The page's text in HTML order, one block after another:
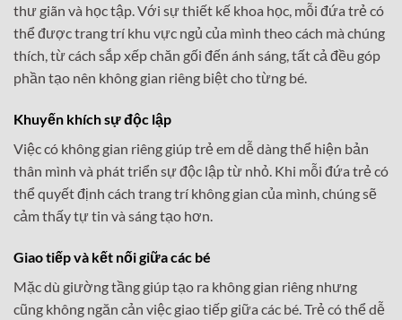
thư giãn và học tập. Với sự thiết kế khoa học, mỗi đứa trẻ có
thể được trang trí khu vực ngủ của mình theo cách mà chúng
thích, từ cách sắp xếp chăn gối đến ánh sáng, tất cả đều góp
phần tạo nên không gian riêng biệt cho từng bé.
Khuyến khích sự độc lập
Việc có không gian riêng giúp trẻ em dễ dàng thể hiện bản
thân mình và phát triển sự độc lập từ nhỏ. Khi mỗi đứa trẻ có
thể quyết định cách trang trí không gian của mình, chúng sẽ
cảm thấy tự tin và sáng tạo hơn.
Giao tiếp và kết nối giữa các bé
Mặc dù giường tầng giúp tạo ra không gian riêng nhưng
cũng không ngăn cản việc giao tiếp giữa các bé. Trẻ có thể dễ